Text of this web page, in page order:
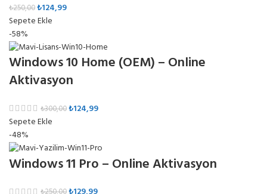
₺250,00₺124,99
Sepete Ekle
-58%
Windows 10 Home (OEM) – Online
Aktivasyon
₺300,00₺124,99
Sepete Ekle
-48%
Windows 11 Pro – Online Aktivasyon